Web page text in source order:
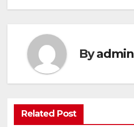
Byadmin
Related Post